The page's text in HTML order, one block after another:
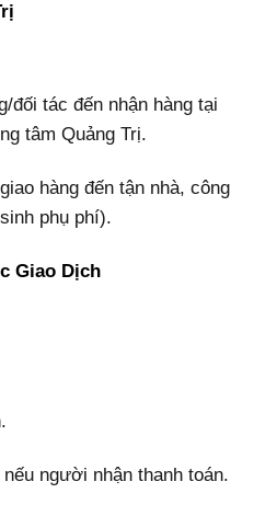
đối tác đến nhận hàng tại
tâm Quảng Trị.
hàng đến tận nhà, công
phụ phí).
Giao Dịch
người nhận thanh toán.